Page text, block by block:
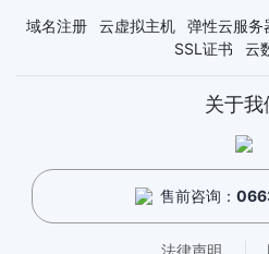
域名注册 云虚拟主机 弹性云服务
SSL证书
云
关于我
售前咨询：
法律声明